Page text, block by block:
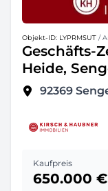
Objekt-ID: LYPRMSUT /
Geschäfts-
Heide,
92369
Kaufpreis
650.000 €